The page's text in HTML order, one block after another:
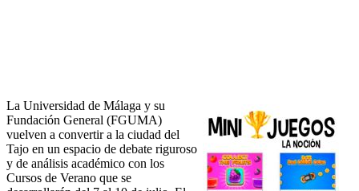
La Universidad de Málaga y su
Fundación General (FGUMA)
vuelven a convertir a la ciudad del
Tajo en un espacio de debate riguroso
y de análisis académico con los
Cursos de Verano que se